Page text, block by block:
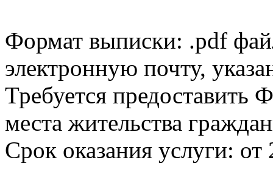
Формат выписки: .pdf
электронную почту,
Требуется
места жительства
Срок оказания услуги: от